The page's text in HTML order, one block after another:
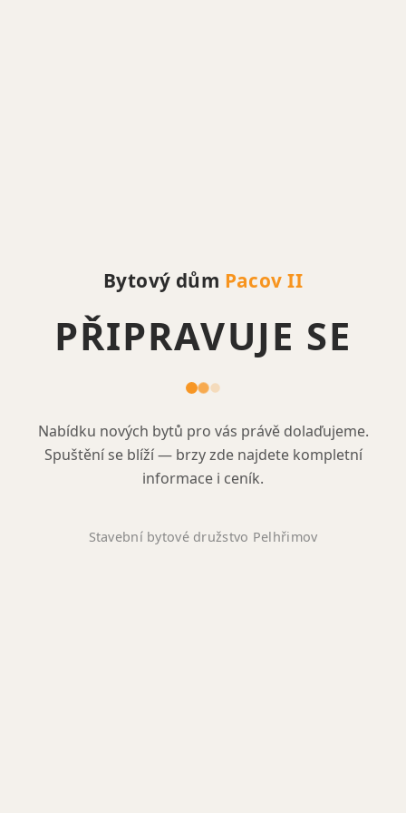
Bytový dům Pacov II
PŘIPRAVUJE SE
Nabídku nových bytů pro vás právě dolaďujeme.
Spuštění se blíží — brzy zde najdete kompletní
informace i ceník.
Stavební bytové družstvo Pelhřimov